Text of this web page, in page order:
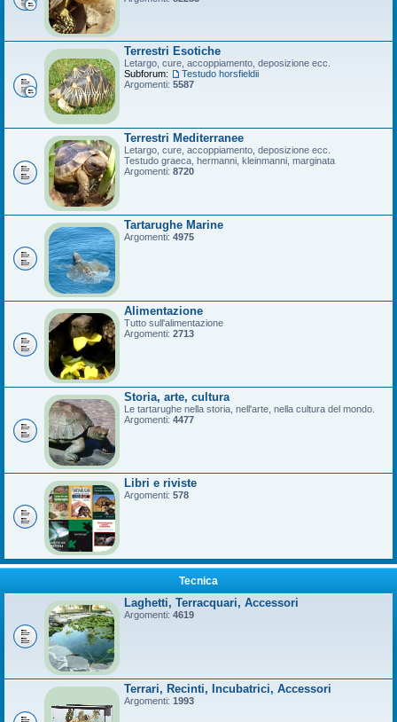
Terrestri Esotiche
Letargo, cure, accoppiamento, deposizione ecc.
Subforum:
Testudo horsfieldii
Argomenti: 5587
Terrestri Mediterranee
Letargo, cure, accoppiamento, deposizione ecc.
Testudo graeca, hermanni, kleinmanni, marginata
Argomenti: 8720
Tartarughe Marine
Argomenti: 4975
Alimentazione
Tutto sull'alimentazione
Argomenti: 2713
Storia, arte, cultura
Le tartarughe nella storia, nell'arte, nella cultura del mondo.
Argomenti: 4477
Libri e riviste
Argomenti: 578
Tecnica
Laghetti, Terracquari, Accessori
Argomenti: 4619
Terrari, Recinti, Incubatrici, Accessori
Argomenti: 1993